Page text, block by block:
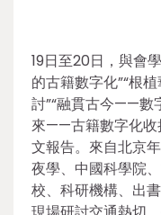
19日至20日，與會
的古籍數字化”“根
討”“融貫古今——數
來——古籍數字化收
文報告。來自北京
夜學、中國科學院
校、科研機構、出